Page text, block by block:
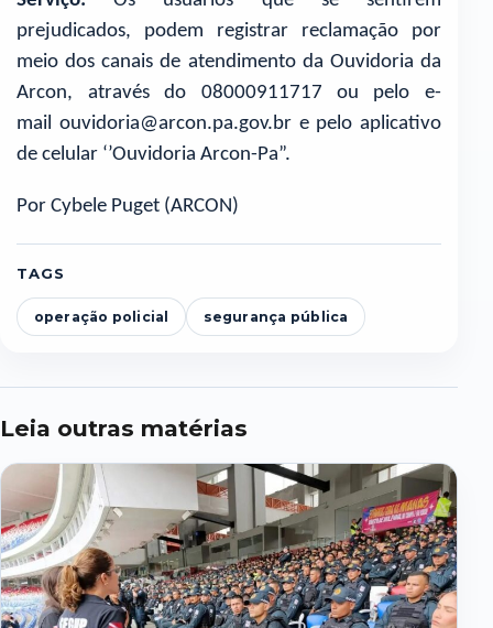
prejudicados, podem registrar reclamação por
meio dos canais de atendimento da Ouvidoria da
Arcon, através do 08000911717 ou pelo e-
mail ouvidoria@arcon.pa.gov.br e pelo aplicativo
de celular ‘’Ouvidoria Arcon-Pa”.
Por Cybele Puget (ARCON)
TAGS
operação policial segurança pública
Leia outras matérias